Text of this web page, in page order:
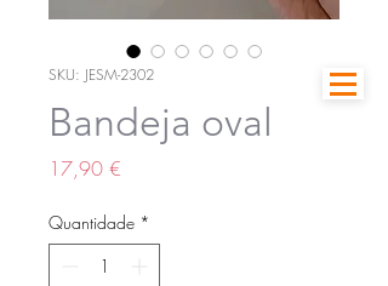
SKU: JESM-2302
Bandeja oval
17,90 €
Quantidade *